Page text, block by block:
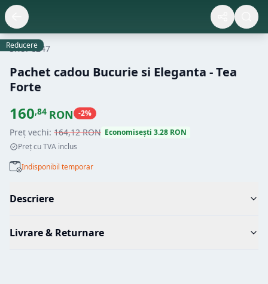
Reducere
SKU:C247
Pachet cadou Bucurie si Eleganta - Tea
Forte
160,84 RON -2%
Preț vechi: 164,12RON Economisești 3.28 RON
Preț cu TVA inclus
Indisponibil temporar
Descriere
Livrare & Returnare